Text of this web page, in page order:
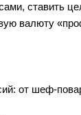
ставить
валюту
от шеф-